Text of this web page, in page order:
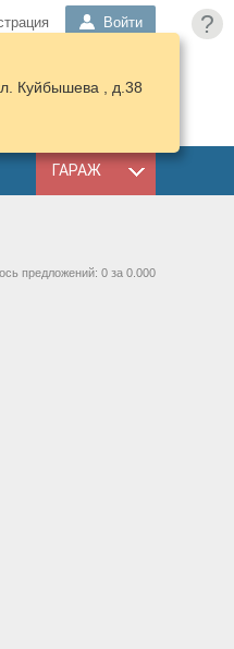
?
Войти
КОРЗИНА
ГАРАЖ
Куйбышева , д.38
предложений: 0 за 0.000